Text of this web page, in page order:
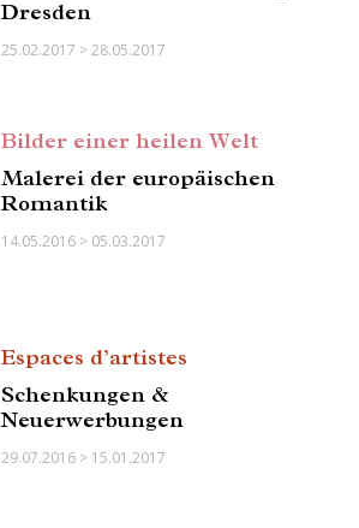
Dresden
25.02.2017 > 28.05.2017
Bilder einer heilen Welt
Malerei der europäischen
Romantik
14.05.2016 > 05.03.2017
Espaces d’artistes
Schenkungen &
Neuerwerbungen
29.07.2016 > 15.01.2017